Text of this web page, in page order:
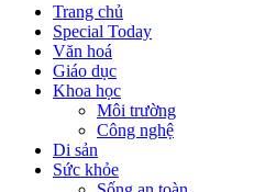
Trang chủ
Special Today
Văn hoá
Giáo dục
Khoa học
Môi trường
Công nghệ
Di sản
Sức khỏe